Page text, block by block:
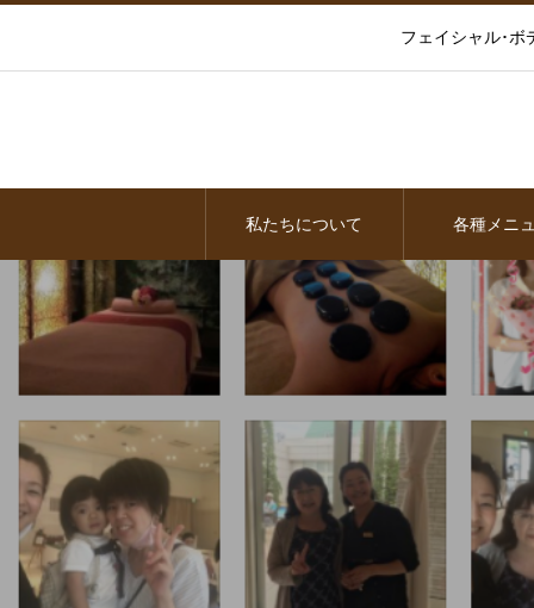
フェイシャル･ボ
私たちについて 各種メニ